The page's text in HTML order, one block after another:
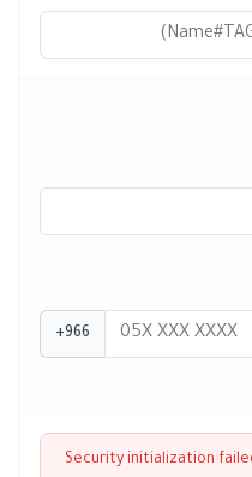
+966
Security initialization